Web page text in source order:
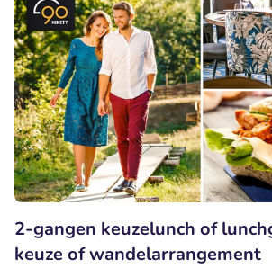
2-gangen keuzelunch of
keuze of wandelarrangement